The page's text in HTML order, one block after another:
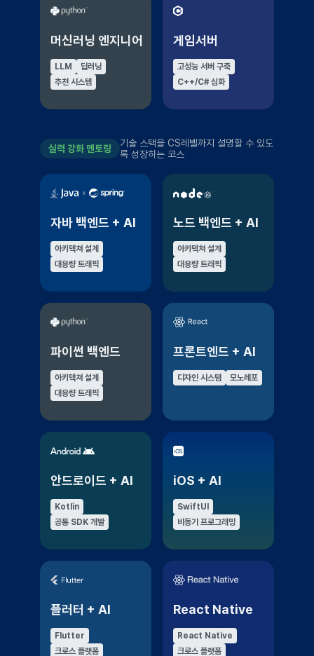
머신러닝 엔지니어
LLM
딥러닝
추천 시스템
게임서버
고성능 서버 구축
C++/C# 심화
실력 강화 멘토링
기술 스택을 CS레벨까지 설명할 수 있도
록 성장하는 코스
자바 백엔드 + AI
아키텍쳐 설계
대용량 트래픽
노드 백엔드 + AI
아키텍쳐 설계
대용량 트래픽
파이썬 백엔드
아키텍쳐 설계
대용량 트래픽
프론트엔드 + AI
디자인 시스템 모노레포
안드로이드 + AI
Kotlin
공통 SDK 개발
iOS + AI
SwiftUI
비동기 프로그래밍
플러터 + AI
Flutter
크로스 플랫폼
React Native
React Native
크로스 플랫폼